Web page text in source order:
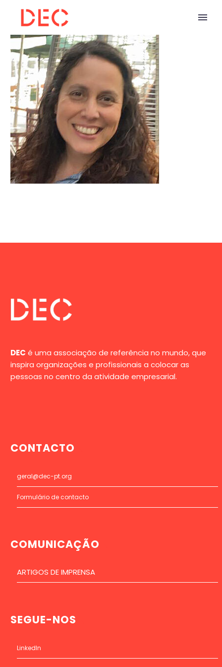
DEC é uma associação de referência no mundo, que
inspira organizações e profissionais a colocar as
pessoas no centro da atividade empresarial.
CONTACTO
geral@dec-pt.org
Formulário de contacto
COMUNICAÇÃO
ARTIGOS DE IMPRENSA
SEGUE-NOS
LinkedIn